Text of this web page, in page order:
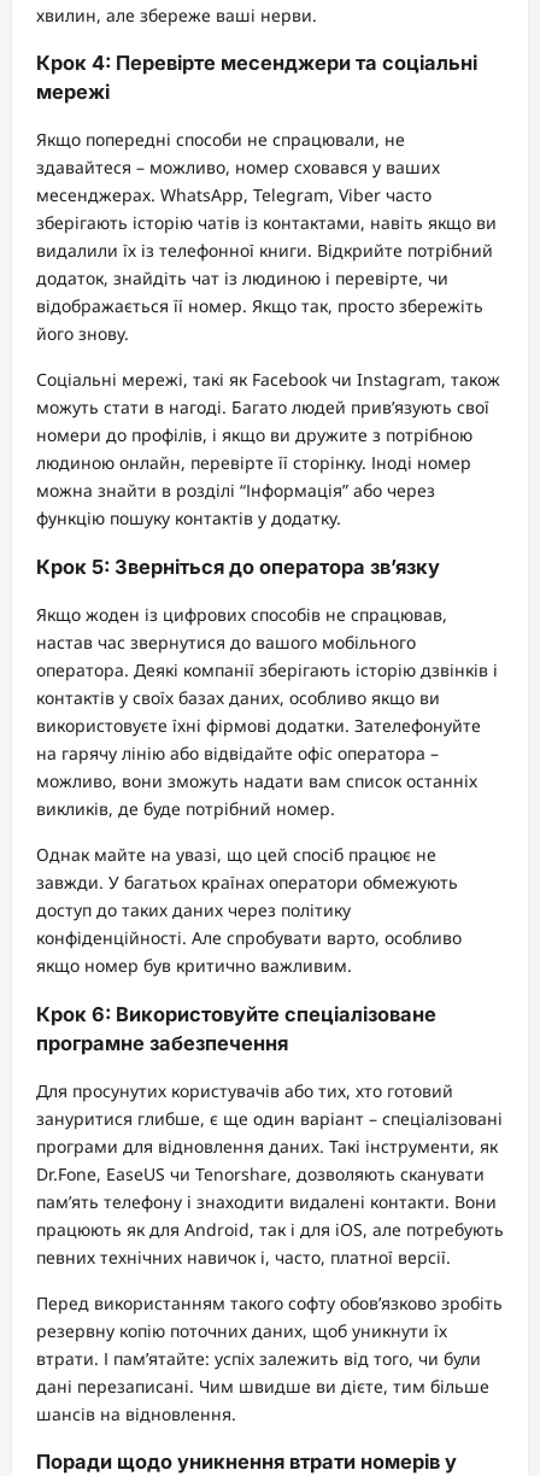
хвилин, але збереже ваші нерви.
Крок 4: Перевірте месенджери та соціальні
мережі
Якщо попередні способи не спрацювали, не
здавайтеся – можливо, номер сховався у ваших
месенджерах. WhatsApp, Telegram, Viber часто
зберігають історію чатів із контактами, навіть якщо ви
видалили їх із телефонної книги. Відкрийте потрібний
додаток, знайдіть чат із людиною і перевірте, чи
відображається її номер. Якщо так, просто збережіть
його знову.
Соціальні мережі, такі як Facebook чи Instagram, також
можуть стати в нагоді. Багато людей прив’язують свої
номери до профілів, і якщо ви дружите з потрібною
людиною онлайн, перевірте її сторінку. Іноді номер
можна знайти в розділі “Інформація” або через
функцію пошуку контактів у додатку.
Крок 5: Зверніться до оператора зв’язку
Якщо жоден із цифрових способів не спрацював,
настав час звернутися до вашого мобільного
оператора. Деякі компанії зберігають історію дзвінків і
контактів у своїх базах даних, особливо якщо ви
використовуєте їхні фірмові додатки. Зателефонуйте
на гарячу лінію або відвідайте офіс оператора –
можливо, вони зможуть надати вам список останніх
викликів, де буде потрібний номер.
Однак майте на увазі, що цей спосіб працює не
завжди. У багатьох країнах оператори обмежують
доступ до таких даних через політику
конфіденційності. Але спробувати варто, особливо
якщо номер був критично важливим.
Крок 6: Використовуйте спеціалізоване
програмне забезпечення
Для просунутих користувачів або тих, хто готовий
зануритися глибше, є ще один варіант – спеціалізовані
програми для відновлення даних. Такі інструменти, як
Dr.Fone, EaseUS чи Tenorshare, дозволяють сканувати
пам’ять телефону і знаходити видалені контакти. Вони
працюють як для Android, так і для iOS, але потребують
певних технічних навичок і, часто, платної версії.
Перед використанням такого софту обов’язково зробіть
резервну копію поточних даних, щоб уникнути їх
втрати. І пам’ятайте: успіх залежить від того, чи були
дані перезаписані. Чим швидше ви дієте, тим більше
шансів на відновлення.
Поради щодо уникнення втрати номерів у